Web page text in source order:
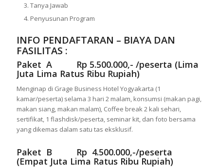
Tanya Jawab
Penyusunan Program
INFO PENDAFTARAN – BIAYA DAN
FASILITAS :
Paket A Rp 5.500.000,- /peserta (Lima
Juta Lima Ratus Ribu Rupiah)
Menginap di Grage Business Hotel Yogyakarta (1
kamar/peserta) selama 3 hari 2 malam, konsumsi (makan pagi,
makan siang, makan malam), Coffee break 2 kali sehari,
sertifikat, 1 flashdisk/peserta, seminar kit, dan foto bersama
yang dikemas dalam satu tas eksklusif.
Paket B Rp 4.500.000,-/peserta
(Empat Juta Lima Ratus Ribu Rupiah)